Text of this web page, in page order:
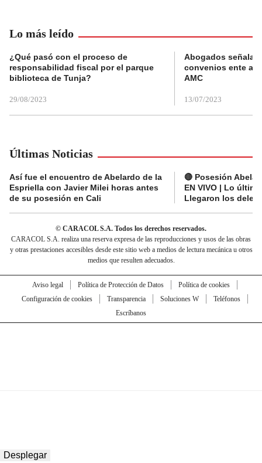
Lo más leído
¿Qué pasó con el proceso de
responsabilidad fiscal por el parque
biblioteca de Tunja?
29/08/2023
Abogados
convenios ente
AMC
13/07/2023
Últimas Noticias
Así fue el encuentro de Abelardo de la
Espriella con Javier Milei horas antes
de su posesión en Cali
🔴 Posesión
EN VIVO | Lo
Llegaron los
© CARACOL S.A. Todos los derechos reservados.
CARACOL S.A. realiza una reserva expresa de las reproducciones y usos de las obras
y otras prestaciones accesibles desde este sitio web a medios de lectura mecánica u otros
medios que resulten adecuados.
Aviso legal Política de Protección de Datos
Política de cookies
Configuración de cookies
Transparencia Soluciones W
Teléfonos
Escríbanos
Desplegar